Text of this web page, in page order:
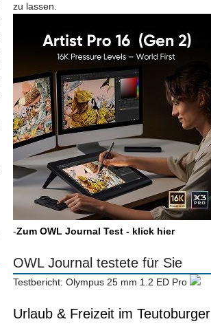
zu lassen.
-Zum OWL Journal Test - klick hier
OWL Journal testete für Sie
Testbericht: Olympus 25 mm 1.2 ED Pro
Urlaub & Freizeit im Teutoburger